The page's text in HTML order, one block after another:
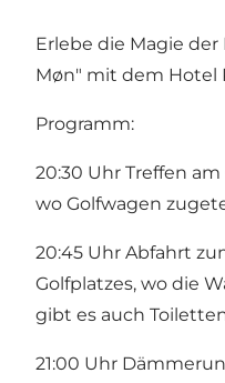
Erlebe die Magie
Møn" mit dem Hotel
Programm:
20:30 Uhr Treffen
wo Golfwagen
20:45 Uhr Abfahrt
Golfplatzes, wo die
gibt es auch
21:00 Uhr